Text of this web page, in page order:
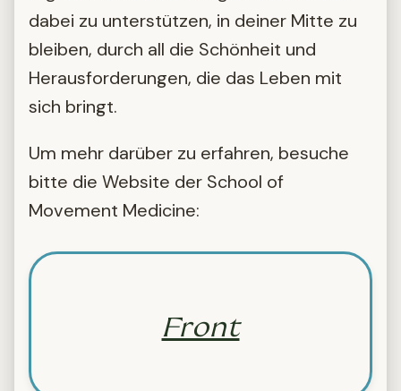
dabei zu unterstützen, in deiner Mitte zu
bleiben, durch all die Schönheit und
Herausforderungen, die das Leben mit
sich bringt.
Um mehr darüber zu erfahren, besuche
bitte die Website der School of
Movement Medicine:
Front